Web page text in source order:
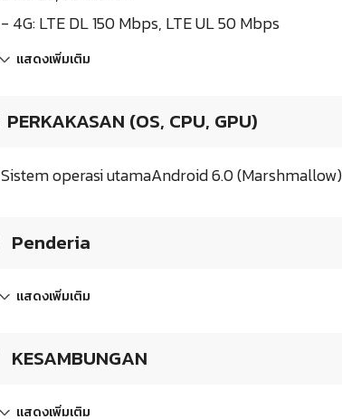
- 4G: LTE DL 150 Mbps, LTE UL 50 Mbps
แสดงเพิ่มเติม
PERKAKASAN (OS, CPU, GPU)
Sistem operasi utamaAndroid 6.0 (Marshmallow)
Penderia
แสดงเพิ่มเติม
KESAMBUNGAN
แสดงเพิ่มเติม